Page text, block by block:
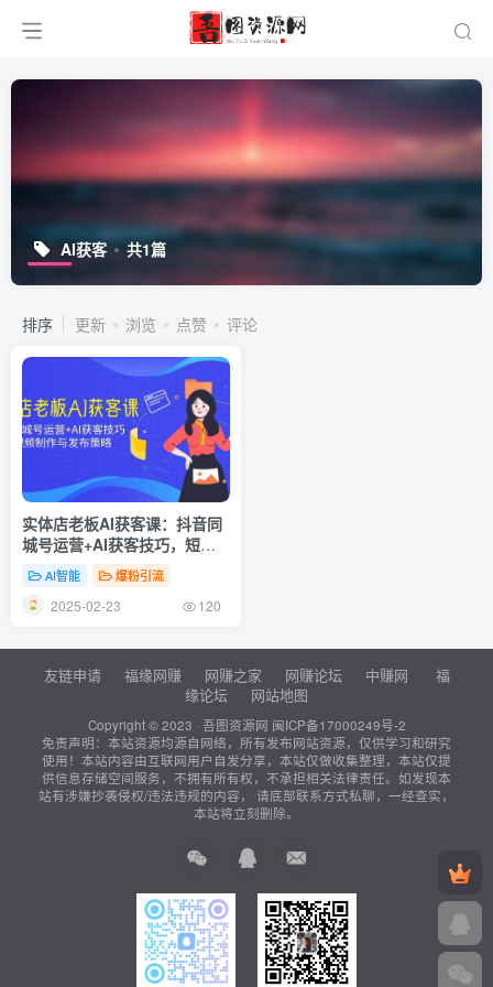
AI获客 共1篇
排序 更新 浏览 点赞 评论
实体店老板AI获客课：抖音同
城号运营+AI获客技巧，短视
频制作与发布策略
AI智能 爆粉引流
2025-02-23 120
友链申请 福缘网赚 网赚之家 网赚论坛 中赚网
福
缘论坛
网站地图
Copyright © 2023 · 吾图资源网 闽ICP备17000249号-2
免责声明：本站资源均源自网络，所有发布网站资源，仅供学习和研究
使用！本站内容由互联网用户自发分享，本站仅做收集整理，本站仅提
供信息存储空间服务，不拥有所有权，不承担相关法律责任。如发现本
站有涉嫌抄袭侵权/违法违规的内容， 请底部联系方式私聊，一经查实，
本站将立刻删除。